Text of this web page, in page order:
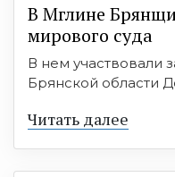
В Мглине
мирового суда
В нем участвовали
Брянской области
Читать далее